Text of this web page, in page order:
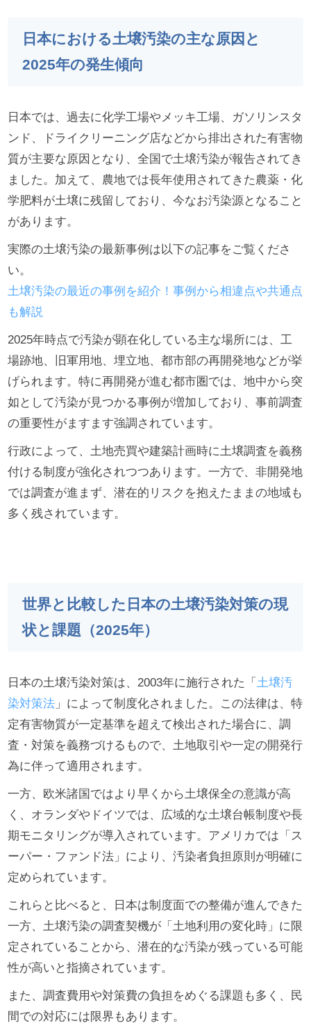
日本における土壌汚染の主な原因と
2025年の発生傾向
日本では、過去に化学工場やメッキ工場、ガソリンスタ
ンド、ドライクリーニング店などから排出された有害物
質が主要な原因となり、全国で土壌汚染が報告されてき
ました。加えて、農地では長年使用されてきた農薬・化
学肥料が土壌に残留しており、今なお汚染源となること
があります。
実際の土壌汚染の最新事例は以下の記事をご覧くださ
い。
土壌汚染の最近の事例を紹介！事例から相違点や共通点
も解説
2025年時点で汚染が顕在化している主な場所には、工
場跡地、旧軍用地、埋立地、都市部の再開発地などが挙
げられます。特に再開発が進む都市圏では、地中から突
如として汚染が見つかる事例が増加しており、事前調査
の重要性がますます強調されています。
行政によって、土地売買や建築計画時に土壌調査を義務
付ける制度が強化されつつあります。一方で、非開発地
では調査が進まず、潜在的リスクを抱えたままの地域も
多く残されています。
世界と比較した日本の土壌汚染対策の現
状と課題（2025年）
日本の土壌汚染対策は、2003年に施行された「土壌汚
染対策法 」によって制度化されました。この法律は、特
定有害物質が一定基準を超えて検出された場合に、調
査・対策を義務づけるもので、土地取引や一定の開発行
為に伴って適用されます。
一方、欧米諸国ではより早くから土壌保全の意識が高
く、オランダやドイツでは、広域的な土壌台帳制度や長
期モニタリングが導入されています。アメリカでは「ス
ーパー・ファンド法」により、汚染者負担原則が明確に
定められています。
これらと比べると、日本は制度面での整備が進んできた
一方、土壌汚染の調査契機が「土地利用の変化時」に限
定されていることから、潜在的な汚染が残っている可能
性が高いと指摘されています。
また、調査費用や対策費の負担をめぐる課題も多く、民
間での対応には限界もあります。